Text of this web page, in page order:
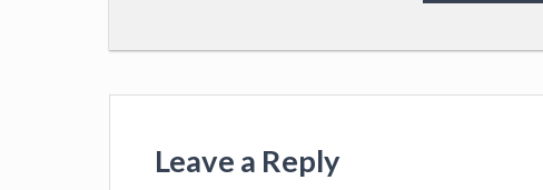
Leave a Reply